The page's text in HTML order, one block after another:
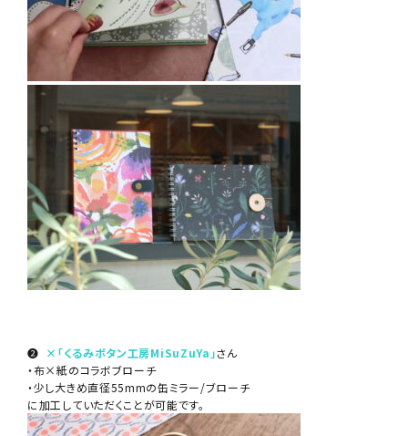
❷ ×「くるみボタン工房MiSuZuYa」さん
・布×紙のコラボブローチ
・少し大きめ直径55mmの缶ミラー/ブローチ
に加工していただくことが可能です。